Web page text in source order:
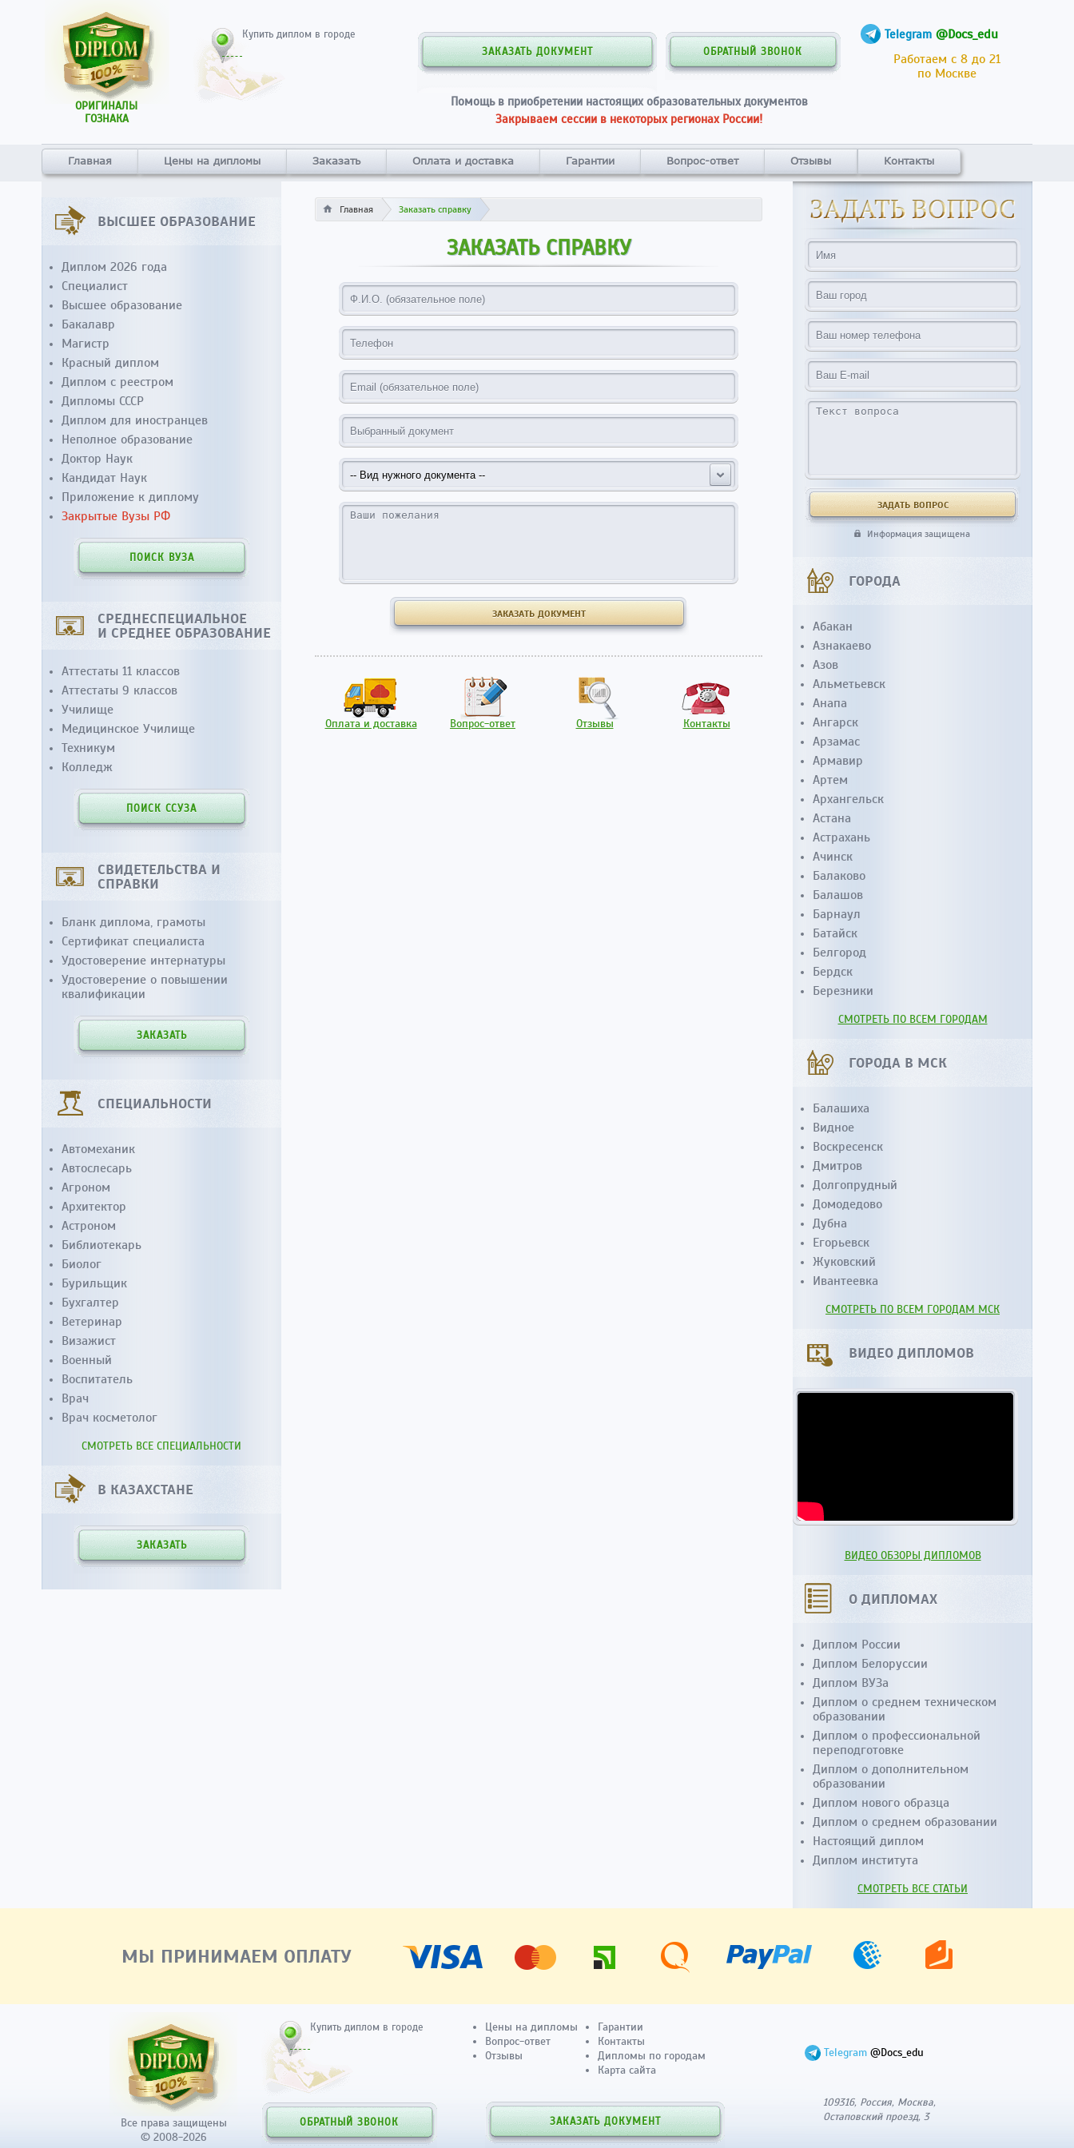
ОРИГИНАЛЫ
ГОЗНАКА
Купить диплом в городе Telegram @Docs_edu
Работаем с 8 до 21
по Москве
ЗАКАЗАТЬ ДОКУМЕНТ ОБРАТНЫЙ ЗВОНОК
Помощь в приобретении настоящих образовательных документов
Закрываем сессии в некоторых регионах России!
Главная Цены на дипломы Заказать Оплата и доставка Гарантии Вопрос-ответ Отзывы Контакты
Главная Заказать справку
ЗАКАЗАТЬ СПРАВКУ
Оплата и доставка Вопрос-ответ Отзывы Контакты
ВЫСШЕЕ ОБРАЗОВАНИЕ
Диплом 2026 года
Специалист
Высшее образование
Бакалавр
Магистр
Красный диплом
Диплом с реестром
Дипломы СССР
Диплом для иностранцев
Неполное образование
Доктор Наук
Кандидат Наук
Приложение к диплому
Закрытые Вузы РФ
ПОИСК ВУЗА
СРЕДНЕСПЕЦИАЛЬНОЕ
И СРЕДНЕЕ ОБРАЗОВАНИЕ
Аттестаты 11 классов
Аттестаты 9 классов
Училище
Медицинское Училище
Техникум
Колледж
ПОИСК ССУЗА
СВИДЕТЕЛЬСТВА И
СПРАВКИ
Бланк диплома, грамоты
Сертификат специалиста
Удостоверение интернатуры
Удостоверение о повышении
квалификации
ЗАКАЗАТЬ
СПЕЦИАЛЬНОСТИ
Автомеханик
Автослесарь
Агроном
Архитектор
Астроном
Библиотекарь
Биолог
Бурильщик
Бухгалтер
Ветеринар
Визажист
Военный
Воспитатель
Врач
Врач косметолог
СМОТРЕТЬ ВСЕ СПЕЦИАЛЬНОСТИ
В КАЗАХСТАНЕ
ЗАКАЗАТЬ
Информация защищена
ГОРОДА
Абакан
Азнакаево
Азов
Альметьевск
Анапа
Ангарск
Арзамас
Армавир
Артем
Архангельск
Астана
Астрахань
Ачинск
Балаково
Балашов
Барнаул
Батайск
Белгород
Бердск
Березники
СМОТРЕТЬ ПО ВСЕМ ГОРОДАМ
ГОРОДА В МСК
Балашиха
Видное
Воскресенск
Дмитров
Долгопрудный
Домодедово
Дубна
Егорьевск
Жуковский
Ивантеевка
СМОТРЕТЬ ПО ВСЕМ ГОРОДАМ МСК
ВИДЕО ДИПЛОМОВ
ВИДЕО ОБЗОРЫ ДИПЛОМОВ
О ДИПЛОМАХ
Диплом России
Диплом Белоруссии
Диплом ВУЗа
Диплом о среднем техническом
образовании
Диплом о профессиональной
переподготовке
Диплом о дополнительном
образовании
Диплом нового образца
Диплом о среднем образовании
Настоящий диплом
Диплом института
СМОТРЕТЬ ВСЕ СТАТЬИ
МЫ ПРИНИМАЕМ ОПЛАТУ
Все права защищены
© 2008-2026
Купить диплом в городе
ОБРАТНЫЙ ЗВОНОК
Цены на дипломы
Вопрос-ответ
Отзывы
Гарантии
Контакты
Дипломы по городам
Карта сайта
ЗАКАЗАТЬ ДОКУМЕНТ
Telegram @Docs_edu
109316, Россия, Москва,
Остаповский проезд, 3